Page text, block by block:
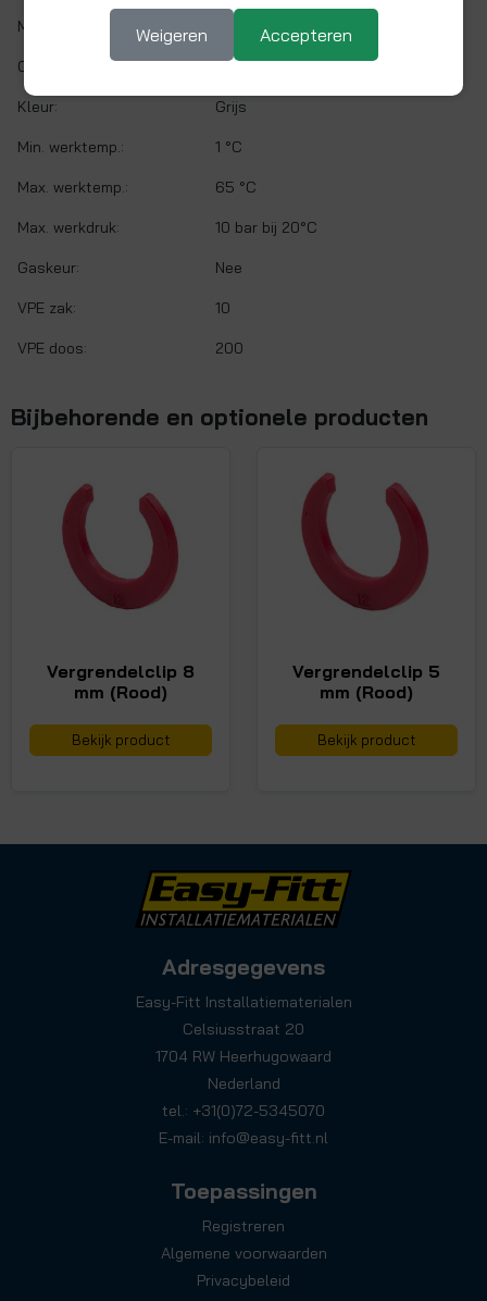
Materiaal: Acetalcopolymeer (POM)
O-ring: NITRIL (NBR)
Kleur: Grijs
Min. werktemp.: 1 °C
Max. werktemp.: 65 °C
Max. werkdruk: 10 bar bij 20°C
Gaskeur: Nee
VPE zak: 10
VPE doos: 200
Bijbehorende en optionele producten
Vergrendelclip 8
mm (Rood)
Bekijk product
Vergrendelclip 5
mm (Rood)
Bekijk product
Adresgegevens
Easy-Fitt Installatiematerialen
Celsiusstraat 20
1704 RW Heerhugowaard
Nederland
tel.: +31(0)72-5345070
E-mail: info@easy-fitt.nl
Toepassingen
Registreren
Algemene voorwaarden
Privacybeleid
Weigeren Accepteren